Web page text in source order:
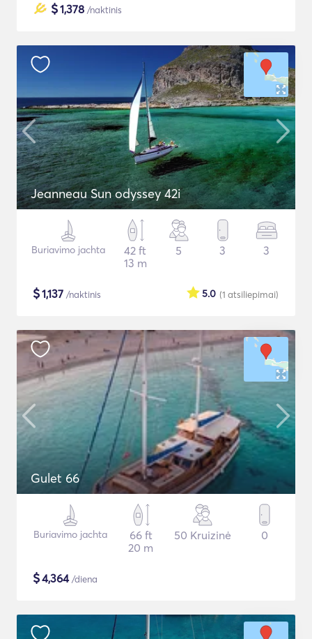
$1,378 /naktinis
Jeanneau Sun odyssey 42i
Buriavimo jachta
42 ft
13 m
5 3 3
$1,137 /naktinis (1 atsiliepimai)
5.0
Gulet 66
Buriavimo jachta
66 ft
20 m
50 Kruizinė 0
$4,364/diena